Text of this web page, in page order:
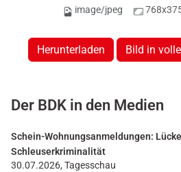
image/jpeg
Herunterladen Bild in
Der BDK in den Medien
Schein-Wohnungsanmeldungen:
Schleuserkriminalität
30.07.2026, Tagesschau